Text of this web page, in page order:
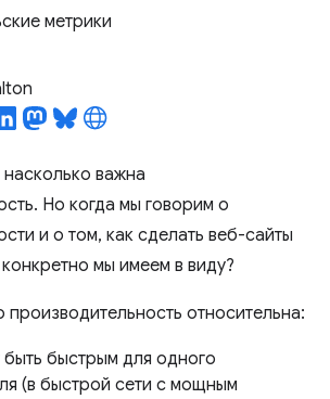
метрики
важна
Но когда мы говорим о
и о том, как сделать веб-сайты
мы имеем в виду?
производительность относительна:
быстрым для одного
(в быстрой сети с мощным